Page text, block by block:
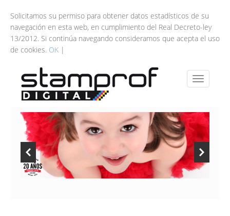
Solicitamos su permiso para obtener datos estadísticos de su
navegación en esta web, en cumplimiento del Real Decreto-ley
13/2012. Si continúa navegando consideramos que acepta el uso
de cookies. OK |